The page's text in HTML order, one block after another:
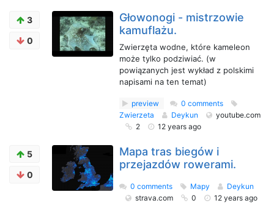
3
0
Głowonogi - mistrzowie
kamuflażu.
Zwierzęta wodne, które kameleon
może tylko podziwiać. (w
powiązanych jest wykład z polskimi
napisami na ten temat)
preview
0 comments
Zwierzeta
Deykun
youtube.com
2
12 years ago
5
0
Mapa tras biegów i
przejazdów rowerami.
0 comments Mapy
Deykun
strava.com
0 12 years ago